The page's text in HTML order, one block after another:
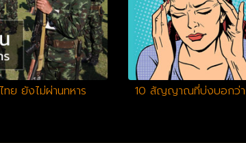
ย ยังไม่ผ่านทหาร 10 สัญญาณที่บ่งบอกว่า